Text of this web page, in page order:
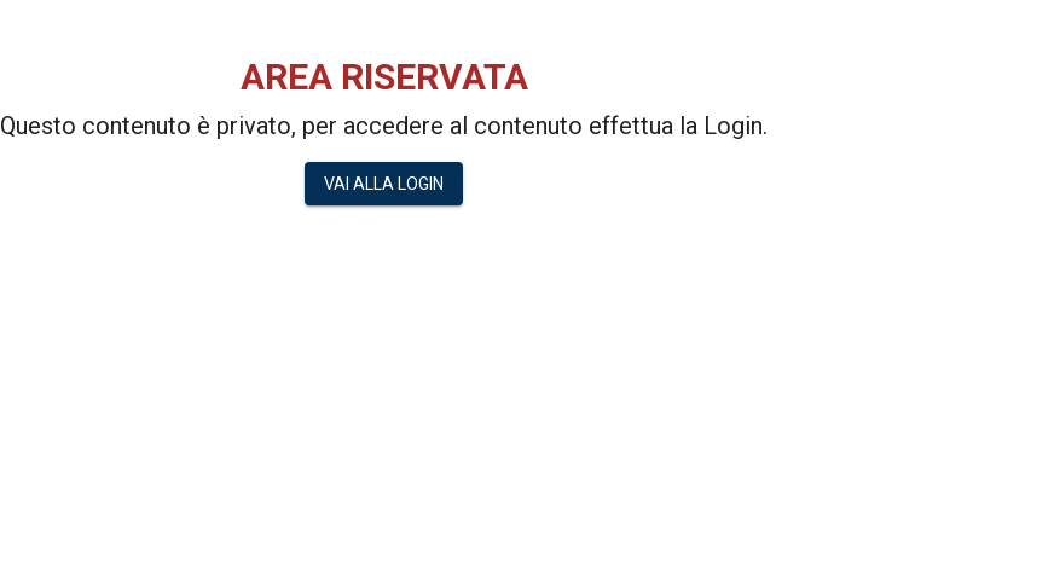
AREA RISERVATA
Questo contenuto è privato, per accedere al contenuto effettua la Login.
VAI ALLA LOGIN